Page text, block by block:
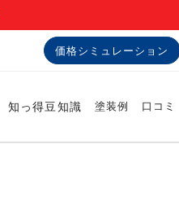
価格シミュレーション
知っ得豆知識 塗装例 口コミ